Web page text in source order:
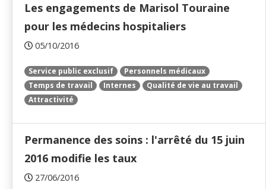
Les engagements de Marisol Touraine
pour les médecins hospitaliers
05/10/2016
Service public exclusif
Personnels médicaux
Temps de travail
Internes
Qualité de vie au travail
Attractivité
Permanence des soins : l'arrêté du 15 juin
2016 modifie les taux
27/06/2016